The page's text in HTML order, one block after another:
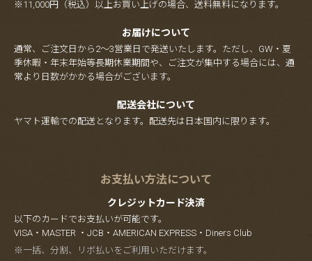
※11,000円（税込）以上お買い上げの場合、送料無料になります。
お届けについて
通常、ご注文日から2～3営業日で発送いたします。ただし、GW・夏
季休暇・年末年始等長期休業期間や、ご注文が集中する場合には、通
常より日数がかかる場合がございます。
配送会社について
ヤマト運輸での配送となります。配送先は日本国内に限ります。
お支払い方法について
クレジットカード決済
以下のカードでお支払いが可能です。
VISA・MASTER ・JCB・AMERICAN EXPRESS・Diners Club
※一括、分割、リボ払いをご利用いただけます。